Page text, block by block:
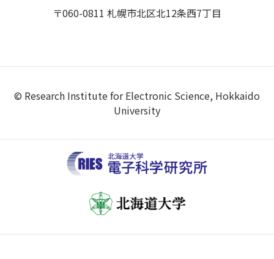
〒060-0811 札幌市北区北12条西7丁目
© Research Institute for Electronic Science, Hokkaido
University